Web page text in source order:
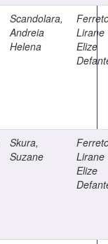
Scandolara,
Andreia
Helena
Lirane
Elize
Skura,
Suzane
Lirane
Elize